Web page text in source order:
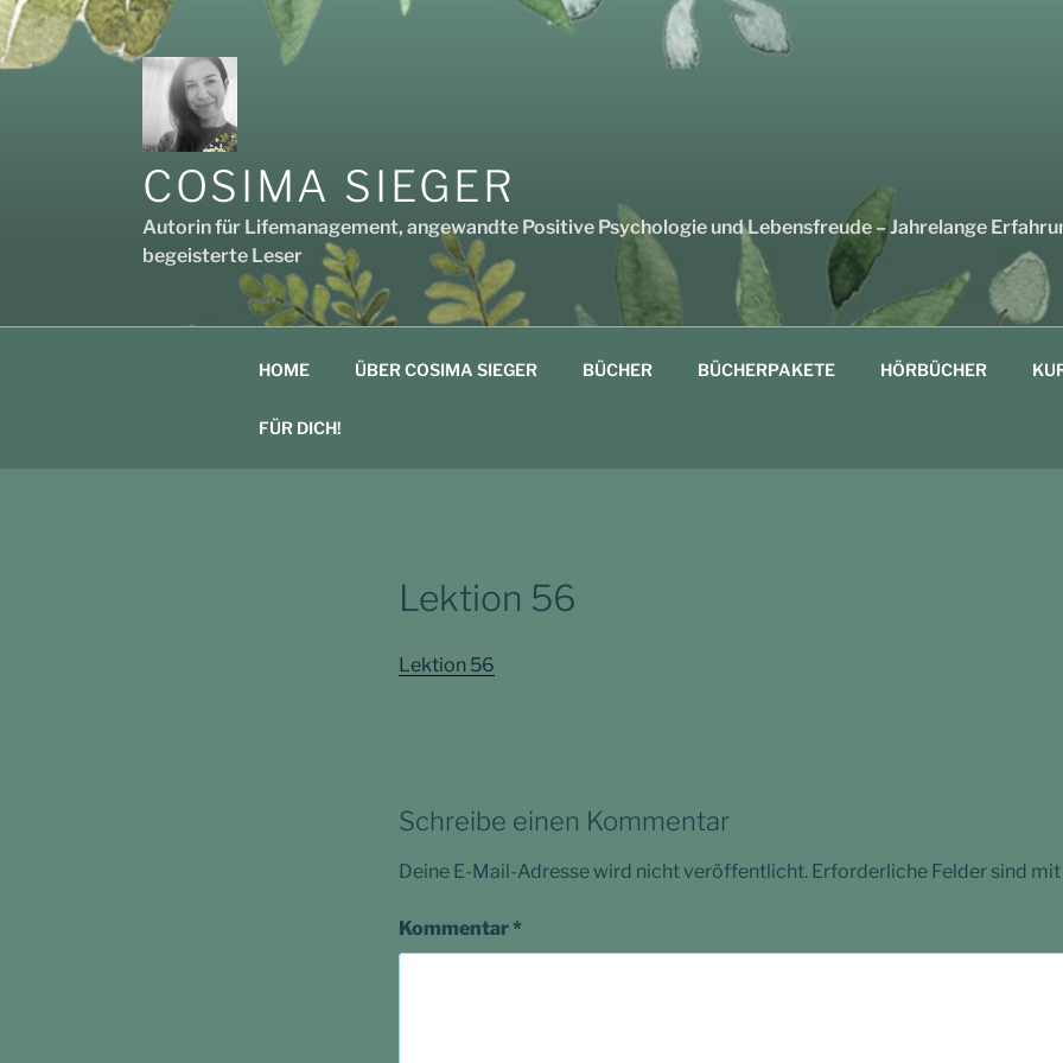
Zum
Inhalt
springen
COSIMA SIEGER
Autorin für Lifemanagement, angewandte Positive Psychologie und Lebensfreude – Jahrelange
begeisterte Leser
HOME ÜBER COSIMA SIEGER BÜCHER BÜCHERPAKETE HÖRBÜCHER
FÜR DICH!
Lektion 56
Lektion 56
Schreibe einen Kommentar
Deine E-Mail-Adresse wird nicht veröffentlicht. Erforderliche Felder sind mit
Kommentar*